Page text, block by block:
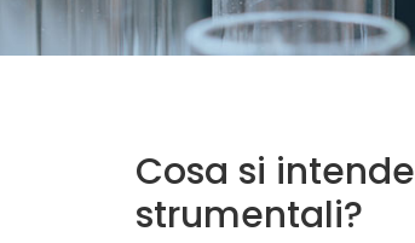
Cosa si
strumentali?